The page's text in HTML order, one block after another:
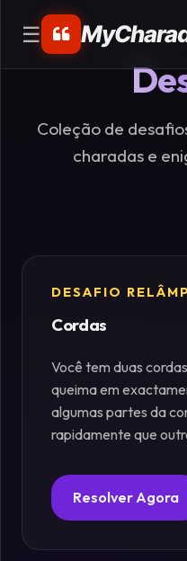
☰
Matemáticos
Charadas
Lógica
Fósforos
Enigmas
Estelares
Coleção de
charadas e
DESAFIO
Cordas
Você tem duas
queima em
algumas partes da
rapidamente que
Resolver Agora